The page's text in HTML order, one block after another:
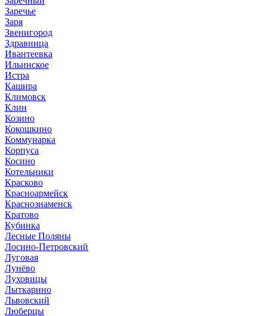
Заречье
Заря
Звенигород
Здравница
Ивантеевка
Ильинское
Истра
Кашира
Климовск
Клин
Козино
Кокошкино
Коммунарка
Корпуса
Косино
Котельники
Красково
Красноармейск
Краснознаменск
Кратово
Кубинка
Лесные Поляны
Лосино-Петровский
Луговая
Лунёво
Луховицы
Лыткарино
Львовский
Люберцы